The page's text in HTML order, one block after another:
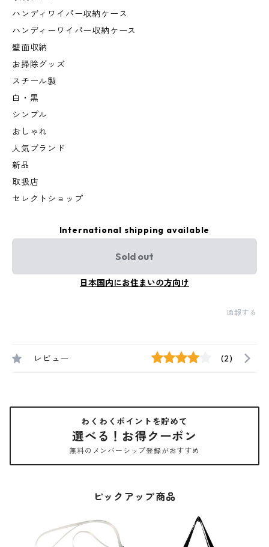
ハンディワイパー収納ケース
ハンディーワイパー収納ケース
壁面収納
お掃除グッズ
スチール製
白・黒
シンプル
おしゃれ
人気ブランド
新品
取扱店
セレクトショップ
International shipping available
Sold out
日本国内にお住まいの方向け
通報する
レビュー (2)
わくわくポイントを貯めて
選べる！お得クーポン
無料のメンバーシップ登録がおすすめ
ピックアップ商品